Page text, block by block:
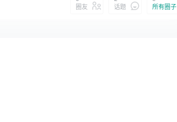
圈友 话题 所有圈子